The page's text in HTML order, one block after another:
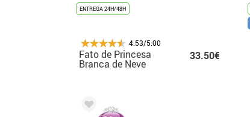
ENTREGA 24H/48H
4.53/5.00
Fato de Princesa
Branca de Neve
33.50€